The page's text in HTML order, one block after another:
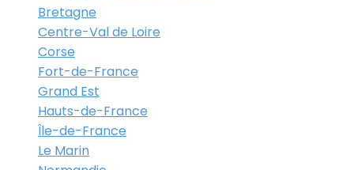
Bretagne
Centre-Val de Loire
Corse
Fort-de-France
Grand Est
Hauts-de-France
Île-de-France
Le Marin